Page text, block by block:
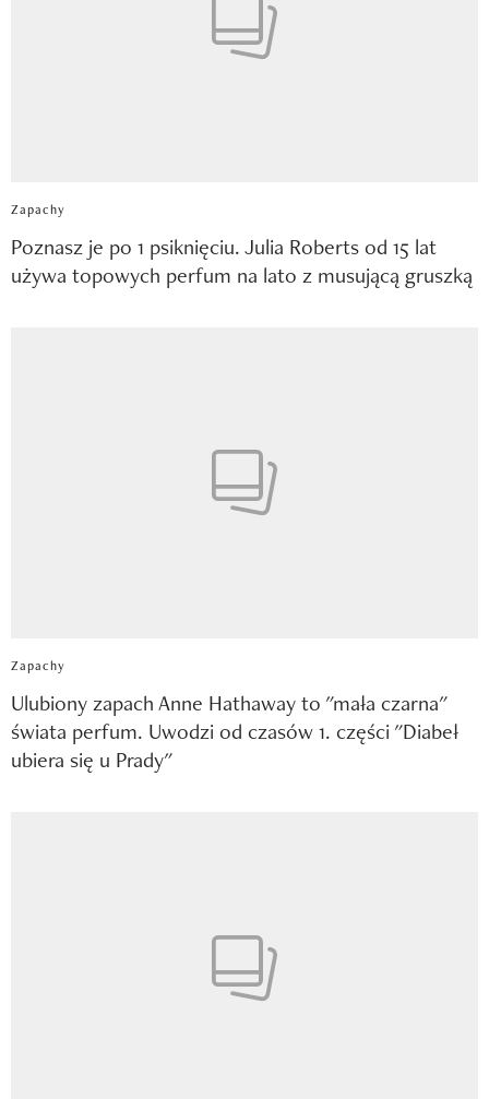
Zapachy
Poznasz je po 1 psiknięciu. Julia Roberts od 15 lat
używa topowych perfum na lato z musującą gruszką
Zapachy
Ulubiony zapach Anne Hathaway to "mała czarna"
świata perfum. Uwodzi od czasów 1. części "Diabeł
ubiera się u Prady"